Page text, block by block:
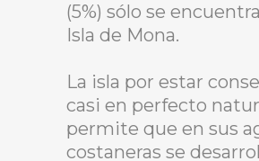
(5%) sólo se
Isla de Mona.
La isla por estar
casi en perfecto
permite que en sus
costaneras se